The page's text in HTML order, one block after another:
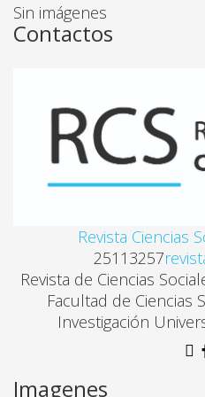
MUJER MAYOR DEL
Flory Stella Bonilla, Ana
ANTICONCEPCIÓN EN
Eulile Vargas Villalobos
Ana Rodríguez Molina
VIVENCIAS DE LA
Mayra Achío Tacsan
Sin imágenes
Contactos
Revista Ciencias
25113257
Revista de Ciencias
Facultad de Ciencias
Investigación
Imagenes